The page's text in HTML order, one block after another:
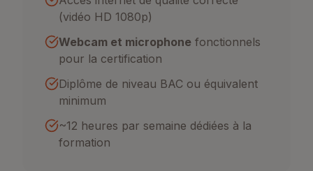
(vidéo HD 1080p)
Webcam et microphone fonctionnels
pour la certification
Diplôme de niveau BAC ou équivalent
minimum
~12 heures par semaine dédiées à la
formation